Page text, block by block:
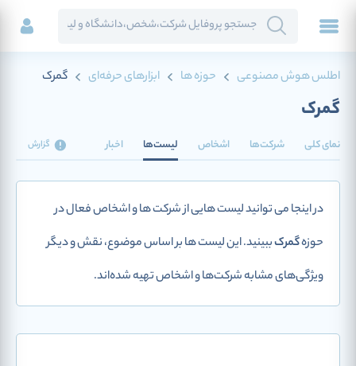
اطلس هوش مصنوعی حوزه ها ابزارهای حرفه‌ای گمرک
گمرک
نمای کلی شرکت‌ها اشخاص لیست‌ها اخبار گزارش
در اینجا می توانید لیست هایی از شرکت ها و اشخاص فعال در
حوزهگمرکببینید. این لیست ها بر اساس موضوع، نقش و دیگر
ویژگی‌های مشابه شرکت‌ها و اشخاص تهیه شده‌اند.